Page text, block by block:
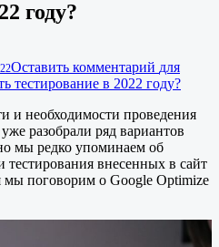
году?
Оставить комментарий для
тестирование в 2022 году?
и необходимости проведения
разобрали ряд вариантов
мы редко упоминаем об
внесенных в сайт
мы поговорим о Google Optimize